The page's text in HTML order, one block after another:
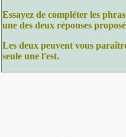
Essayez de compléter les
une des deux réponses
Les deux peuvent vous
seule une l'est.